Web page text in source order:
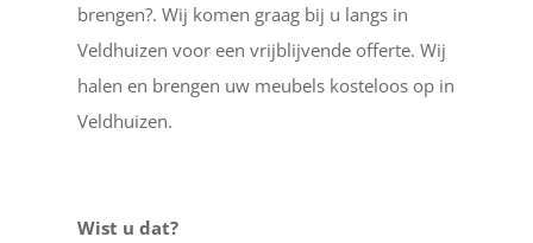
brengen?. Wij komen graag bij u langs in
Veldhuizen voor een vrijblijvende offerte. Wij
halen en brengen uw meubels kosteloos op in
Veldhuizen.
Wist u dat?